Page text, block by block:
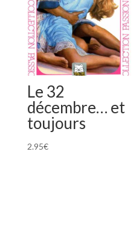
Le 32
décembre… et
toujours
2.95€